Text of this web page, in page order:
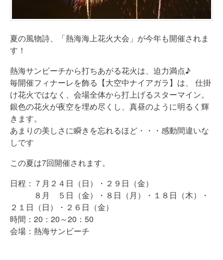
夏の風物詩、「熱海海上花火大会」が今年も開催されま
す！
熱海サンビーチから打ちあがる花火は、迫力満点♪
毎開催フィナーレを飾る【大空中ナイアガラ】は、 仕掛
け花火ではなく、会場全体から打上げるスターマイン。
銀色の花火が夜空を埋め尽くし、真昼のように明るく輝
きます。
あまりの美しさに瞬きを忘れるほど・・・感動間違いな
しです
この夏は7回開催されます。
日程：７月２４日（日）・２９日（金）
８月 ５日（金）・８日（月）・１８日（木）・
２１日（日）・２６日（金）
時間：20：20～20：50
会場：熱海サンビーチ